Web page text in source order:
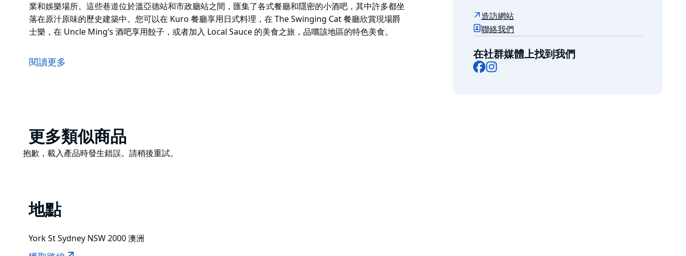
業和娛樂場所。這些巷道位於溫亞德站和市政廳站之間，匯集了各式餐廳和隱密的小酒吧，其中許多都坐
落在原汁原味的歷史建築中。您可以在 Kuro 餐廳享用日式料理，在 The Swinging Cat 餐廳欣賞現場爵
士樂，在 Uncle Ming’s 酒吧享用餃子，或者加入 Local Sauce 的美食之旅，品嚐該地區的特色美食。
業和娛樂場所。這些巷道位於溫亞德站和市政廳站之間，匯集了各式餐廳和隱密的小酒吧，其中許多都坐
落在原汁原味的歷史建築中。您可以在 Kuro 餐廳享用日式料理，在 The Swinging Cat 餐廳欣賞現場爵
閱讀更多
造訪網站
聯絡我們
在社群媒體上找到我們
Facebook
Product
List
更多類似商品
Product
抱歉，載入產品時發生錯誤。請稍後重試。
地點
York St Sydney NSW 2000 澳洲